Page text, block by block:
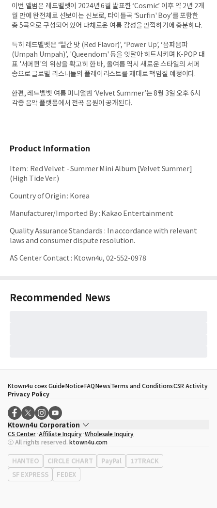
이번 앨범은 레드벨벳이 2024년 6월 발표한 ‘Cosmic’ 이후 약 2년 2개
월 만에 완전체로 선보이는 신보로, 타이틀곡 ‘Surfin' Boy’를 포함한
총 5곡으로 구성되어 있어 다채로운 여름 감성을 만끽하기에 충분하다.
특히 레드벨벳은 ‘빨간 맛 (Red Flavor)’, ‘Power Up’, ‘음파음파
(Umpah Umpah)’, 'Queendom' 등을 잇달아 히트시키며 K-POP 대
표 '서머퀸'의 위상을 확고히 한 바, 올여름 역시 새로운 스타일의 서머
송으로 글로벌 리스너들의 플레이리스트를 제대로 책임질 예정이다.
한편, 레드벨벳 여름 미니앨범 ‘Velvet Summer’는 8월 3일 오후 6시
각종 음악 플랫폼에서 전곡 음원이 공개된다.
Product Information
Item: Red Velvet - Summer Mini Album [Velvet Summer]
(High Tide Ver.)
Country of Origin: Korea
Manufacturer/Imported By:Kakao Entertainment
Quality Assurance Standards : In accordance with relevant
laws and consumer dispute resolution.
AS Center Contact: Ktown4u, 02-552-0978
Recommended News
Ktown4u coex GuideNoticeFAQNewsTerms and ConditionsCSR Activity
Privacy Policy
Ktown4u Corporation
CEO
Song Hyo Min
Business Registration No. 120-87-71116
Office Address513, Yeongdong-daero, Gangnam-gu, Seoul, Republic of
Korea
CS Center Affiliate Inquiry Wholesale Inquiry
ⓒ All rights reserved. ktown4u.com
HANTEO CIRCLE CHART PayPal
17TRACK
SF EXPRESS
FEDEX